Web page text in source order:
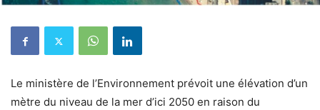
Le ministère de l’Environnement prévoit une élévation d’un
mètre du niveau de la mer d’ici 2050 en raison du